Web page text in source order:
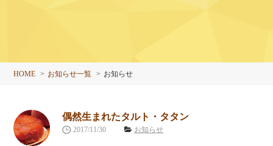
HOME お知らせ一覧 お知らせ
偶然生まれたタルト・タタン
2017/11/30 お知らせ